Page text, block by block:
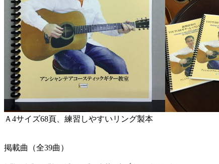
Ａ4サイズ68頁、練習しやすいリング製本
掲載曲（全39曲）